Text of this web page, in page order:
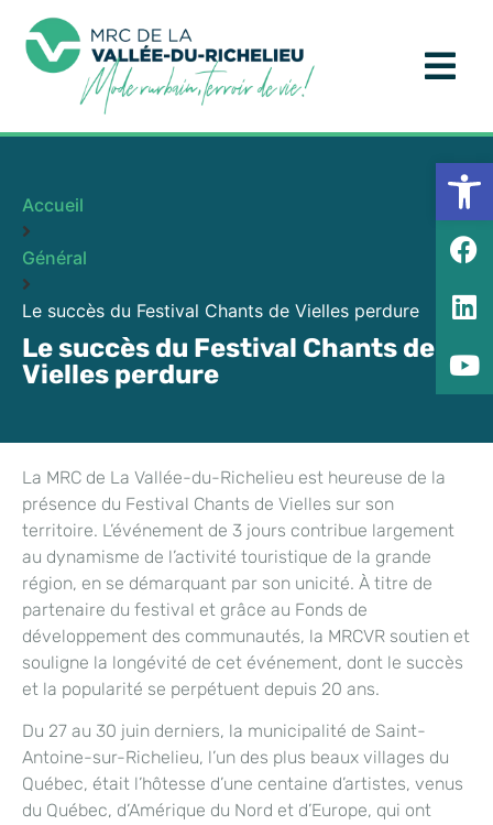
Accueil
Général
Le succès du Festival Chants de Vielles perdure
Le succès du Festival Chants de
Vielles perdure
La MRC de La Vallée-du-Richelieu est heureuse de la
présence du Festival Chants de Vielles sur son
territoire. L’événement de 3 jours contribue largement
au dynamisme de l’activité touristique de la grande
région, en se démarquant par son unicité. À titre de
partenaire du festival et grâce au Fonds de
développement des communautés, la MRCVR soutien et
souligne la longévité de cet événement, dont le succès
et la popularité se perpétuent depuis 20 ans.
Du 27 au 30 juin derniers, la municipalité de Saint-
Antoine-sur-Richelieu, l’un des plus beaux villages du
Québec, était l’hôtesse d’une centaine d’artistes, venus
du Québec, d’Amérique du Nord et d’Europe, qui ont